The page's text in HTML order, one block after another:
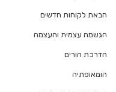
הבאת לקוחות חדשים
הגשמה עצמית והעצמה
הדרכת הורים
הומאופתיה